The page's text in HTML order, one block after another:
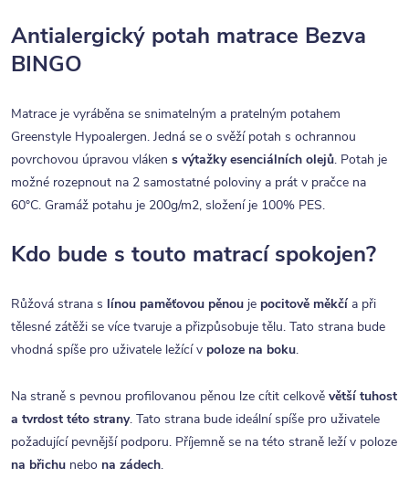
Antialergický potah matrace Bezva
BINGO
Matrace je vyráběna se snimatelným a pratelným potahem
Greenstyle Hypoalergen. Jedná se o svěží potah s ochrannou
povrchovou úpravou vláken s výtažky esenciálních olejů. Potah je
možné rozepnout na 2 samostatné poloviny a prát v pračce na
60°C. Gramáž potahu je 200g/m2, složení je 100% PES.
Kdo bude s touto matrací spokojen?
Růžová strana s línou paměťovou pěnou je pocitově měkčí a při
tělesné zátěži se více tvaruje a přizpůsobuje tělu. Tato strana bude
vhodná spíše pro uživatele ležící v poloze na boku.
Na straně s pevnou profilovanou pěnou lze cítit celkově větší tuhost
a tvrdost této strany. Tato strana bude ideální spíše pro uživatele
požadující pevnější podporu. Příjemně se na této straně leží v poloze
na břichu nebo na zádech.